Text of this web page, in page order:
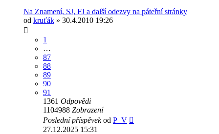
Na Znamení, SJ, FJ a další odezvy na páteřní stránky
od kruťák » 30.4.2010 19:26
1
…
87
88
89
90
91
1361 Odpovědi
1104988 Zobrazení
Poslední příspěvekod P_V
27.12.2025 15:31